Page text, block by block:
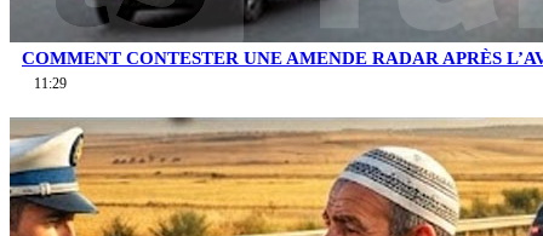
COMMENT CONTESTER UNE AMENDE RADAR APRÈS
11:29